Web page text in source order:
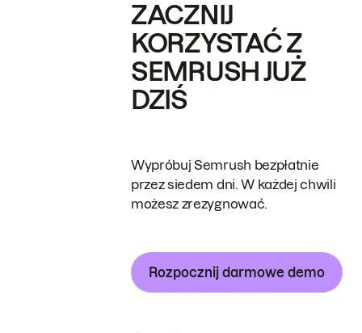
ZACZNIJ
KORZYSTAĆ Z
SEMRUSH JUŻ
DZIŚ
Wypróbuj Semrush bezpłatnie
przez siedem dni. W każdej chwili
możesz zrezygnować.
Rozpocznij darmowe demo